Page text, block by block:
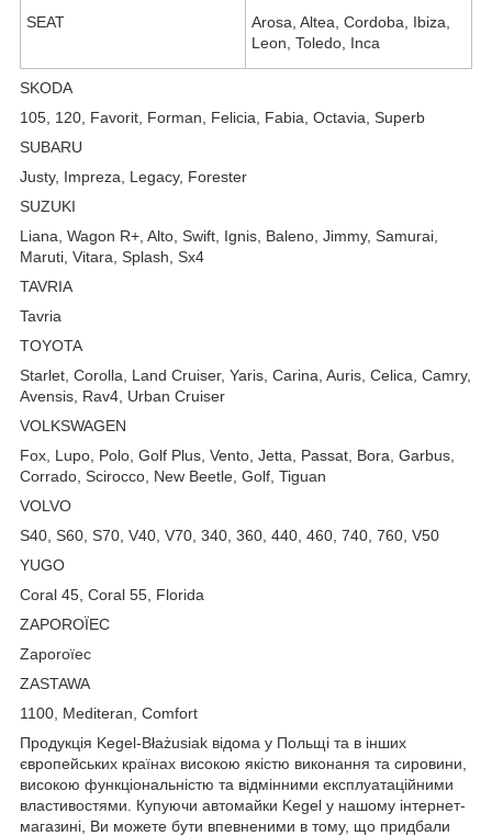
SEAT
Arosa, Altea, Cordoba, Ibiza,
Leon, Toledo, Inca
SKODA
105, 120, Favorit, Forman, Felicia, Fabia, Octavia, Superb
SUBARU
Justy, Impreza, Legacy, Forester
SUZUKI
Liana, Wagon R+, Alto, Swift, Ignis, Baleno, Jimmy, Samurai,
Maruti, Vitara, Splash, Sx4
TAVRIA
Tavria
TOYOTA
Starlet, Corolla, Land Cruiser, Yaris, Carina, Auris, Celica, Camry,
Avensis, Rav4, Urban Cruiser
VOLKSWAGEN
Fox, Lupo, Polo, Golf Plus, Vento, Jetta, Passat, Bora, Garbus,
Corrado, Scirocco, New Beetle, Golf, Tiguan
VOLVO
S40, S60, S70, V40, V70, 340, 360, 440, 460, 740, 760, V50
YUGO
Coral 45, Coral 55, Florida
ZAPOROЇEC
Zaporoїec
ZASTAWA
1100, Mediteran, Comfort
Продукція Kegel-Błażusiak відома у Польщі та в інших
європейських країнах високою якістю виконання та сировини,
високою функціональністю та відмінними експлуатаційними
властивостями. Купуючи автомайки Kegel у нашому інтернет-
магазині, Ви можете бути впевненими в тому, що придбали